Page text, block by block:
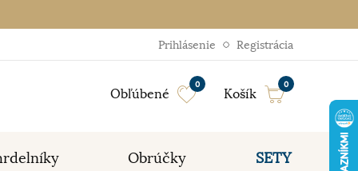
Prihlásenie Registrácia
Obľúbené
0
Košík
0
Obrúčky SETY